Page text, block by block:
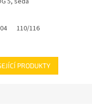
110/116
PRODUKTY